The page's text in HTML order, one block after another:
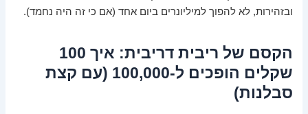
ובזהירות, לא להפוך למיליונרים ביום אחד (אם כי זה היה נחמד).
הקסם של ריבית דריבית: איך 100
שקלים הופכים ל-100,000 (עם קצת
סבלנות)